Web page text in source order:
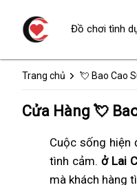
Trang chủ 💘 Bao Cao
Cửa Hàng 💘
Cuộc sống hiện
tình cảm. ở Lai
mà khách hàng
Đồ chơi tình